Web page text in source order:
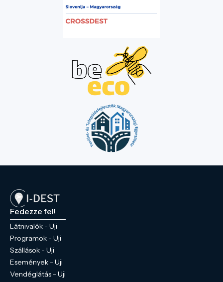
Fedezze fel!
Látnivalók - Uji
Programok - Uji
Szállások - Uji
Események - Uji
Vendéglátás - Uji